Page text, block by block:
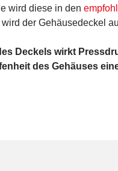
wird diese in den
der Gehäusedeckel
Deckels wirkt
des Gehäuses